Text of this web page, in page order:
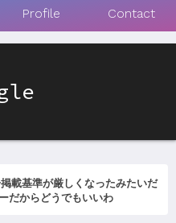
Profile Contact
載基準が厳しくなったみたいだ
だからどうでもいいわ